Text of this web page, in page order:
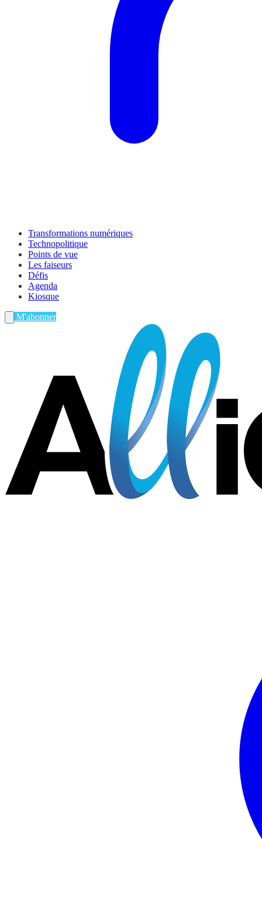
Transformations numériques
Technopolitique
Points de vue
Les faiseurs
Défis
Agenda
Kiosque
M'abonner